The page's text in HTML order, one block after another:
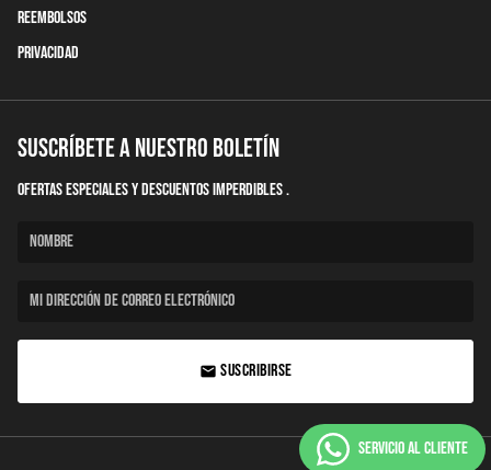
Reembolsos
Privacidad
Suscríbete a nuestro boletín
Ofertas Especiales y descuentos imperdibles .
email SUSCRIBIRSE